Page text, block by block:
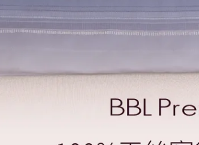
【羅馬假期-蝴蝶藍】100%長絨棉.素
色雙人兩用被套